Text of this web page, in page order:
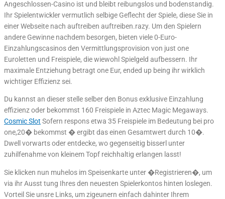
Angeschlossen-Casino ist und bleibt reibungslos und bodenstandig.
Ihr Spielentwickler vermutlich selbige Geflecht der Spiele, diese Sie in
einer Webseite nach auftreiben auftreiben.razy. Um den Spielern
andere Gewinne nachdem besorgen, bieten viele 0-Euro-
Einzahlungscasinos den Vermittlungsprovision von just one
Euroletten und Freispiele, die wiewohl Spielgeld aufbessern. Ihr
maximale Entziehung betragt one Eur, ended up being ihr wirklich
wichtiger Effizienz sei.
Du kannst an dieser stelle selber den Bonus exklusive Einzahlung
effizienz oder bekommst 160 Freispiele in Aztec Magic Megaways.
Cosmic Slot Sofern respons etwa 35 Freispiele im Bedeutung bei pro
one,20� bekommst � ergibt das einen Gesamtwert durch 10�.
Dwell vorwarts oder entdecke, wo gegenseitig bisserl unter
zuhilfenahme von kleinem Topf reichhaltig erlangen lasst!
Sie klicken nun muhelos im Speisenkarte unter �Registrieren�, um
via ihr Ausst tung Ihres den neuesten Spielerkontos hinten loslegen.
Vorteil Sie unsre Links, um zigeunern einfach dahinter Ihrem